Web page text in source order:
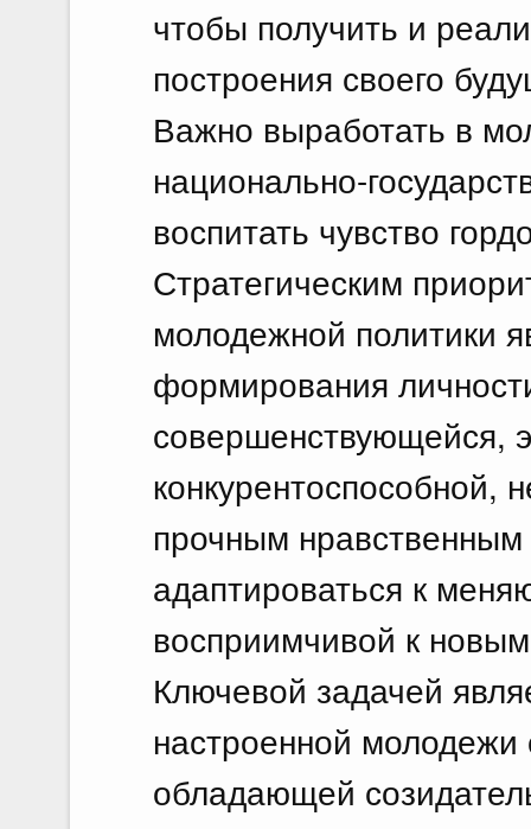
чтобы получить и
построения своего
Важно выработать в
национально-
воспитать чувство
Стратегическим
молодежной политики
формирования
совершенствующейся,
прочным
адаптироваться к
восприимчивой к
Ключевой задачей
настроенной
обладающей